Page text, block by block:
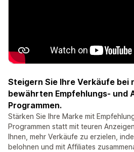
Steigern Sie Ihre Verkäufe bei
bewährten Empfehlungs- und
Programmen.
Stärken Sie Ihre Marke mit
Programmen statt mit teuren
Ihnen, mehr Verkäufe zu erzielen,
belohnen und mit Affiliates